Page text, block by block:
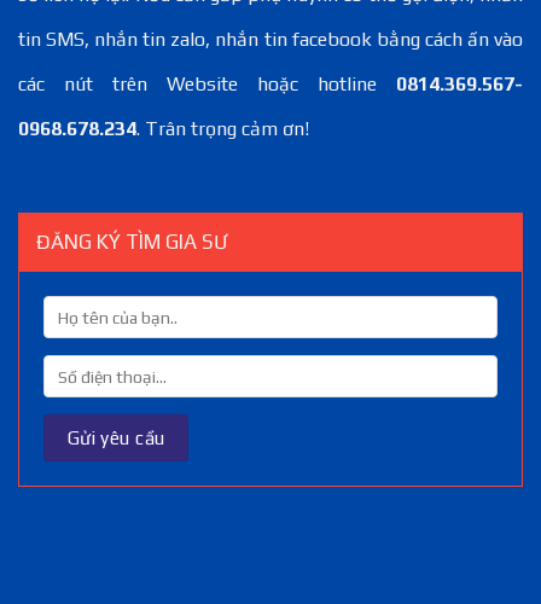
tin SMS, nhắn tin zalo, nhắn tin facebook bằng cách ấn vào
các nút trên Website hoặc hotline 0814.369.567-
0968.678.234. Trân trọng cảm ơn!
ĐĂNG KÝ TÌM GIA SƯ